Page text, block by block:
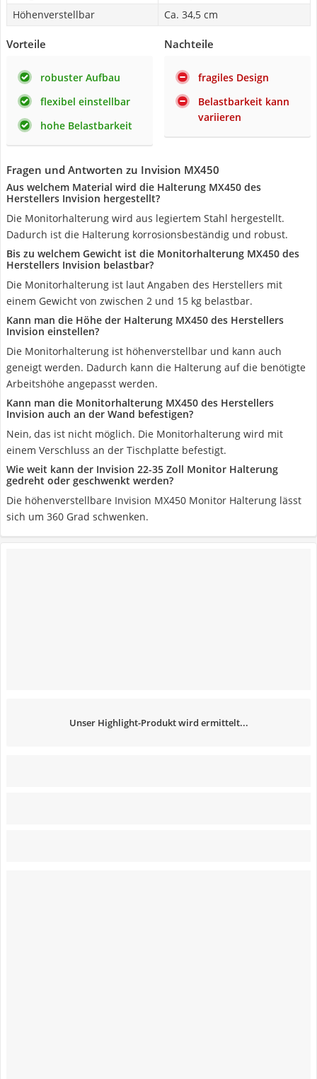
Höhenverstellbar
Ca. 34,5 cm
Vorteile
robuster Aufbau
flexibel einstellbar
hohe Belastbarkeit
Nachteile
fragiles Design
Belastbarkeit kann
variieren
Fragen und Antworten zu Invision MX450
Aus welchem Material wird die Halterung MX450 des
Herstellers Invision hergestellt?
Die Monitorhalterung wird aus legiertem Stahl hergestellt.
Dadurch ist die Halterung korrosionsbeständig und robust.
Bis zu welchem Gewicht ist die Monitorhalterung MX450 des
Herstellers Invision belastbar?
Die Monitorhalterung ist laut Angaben des Herstellers mit
einem Gewicht von zwischen 2 und 15 kg belastbar.
Kann man die Höhe der Halterung MX450 des Herstellers
Invision einstellen?
Die Monitorhalterung ist höhenverstellbar und kann auch
geneigt werden. Dadurch kann die Halterung auf die benötigte
Arbeitshöhe angepasst werden.
Kann man die Monitorhalterung MX450 des Herstellers
Invision auch an der Wand befestigen?
Nein, das ist nicht möglich. Die Monitorhalterung wird mit
einem Verschluss an der Tischplatte befestigt.
Wie weit kann der Invision 22-35 Zoll Monitor Halterung
gedreht oder geschwenkt werden?
Die höhenverstellbare Invision MX450 Monitor Halterung lässt
sich um 360 Grad schwenken.
Unser Highlight-Produkt wird ermittelt...